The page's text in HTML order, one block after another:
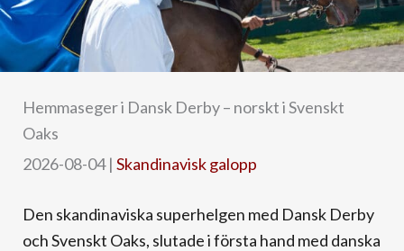
Hemmaseger i Dansk Derby – norskt i Svenskt
Oaks
2026-08-04| Skandinavisk galopp
Den skandinaviska superhelgen med Dansk Derby
och Svenskt Oaks, slutade i första hand med danska